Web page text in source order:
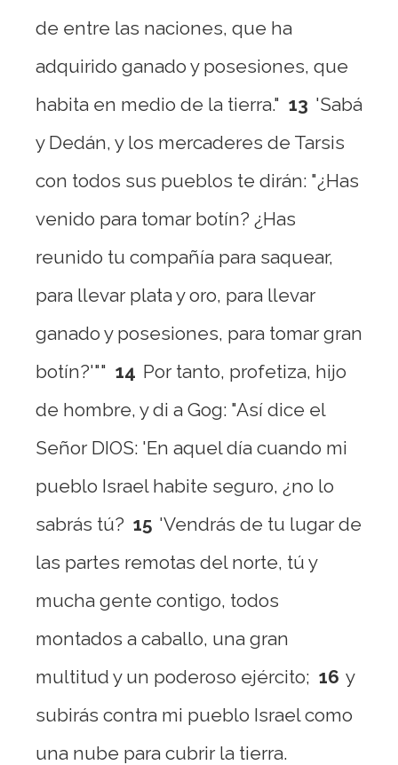
de entre las naciones, que ha
adquirido ganado y posesiones, que
habita en medio de la tierra." 13 'Sabá
y Dedán, y los mercaderes de Tarsis
con todos sus pueblos te dirán: "¿Has
venido para tomar botín? ¿Has
reunido tu compañía para saquear,
para llevar plata y oro, para llevar
ganado y posesiones, para tomar gran
botín?'"" 14 Por tanto, profetiza, hijo
de hombre, y di a Gog: "Así dice el
Señor DIOS: 'En aquel día cuando mi
pueblo Israel habite seguro, ¿no lo
sabrás tú? 15 'Vendrás de tu lugar de
las partes remotas del norte, tú y
mucha gente contigo, todos
montados a caballo, una gran
multitud y un poderoso ejército; 16 y
subirás contra mi pueblo Israel como
una nube para cubrir la tierra.